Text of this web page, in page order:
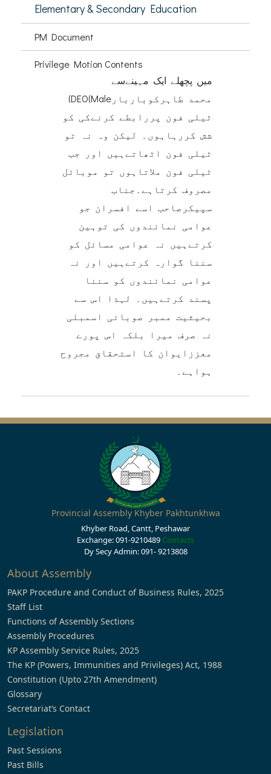
Elementary & Secondary Education
PM Document
Privilege Motion Contents
میں پچھلے ایک مہینےسے
(DEO(Maleمحمد طاہرکوباربار
ٹیلی فون پررابطے کرنےکی کو
شش کررہاہوں۔ لیکن وہ نہ تو
ٹیلی فون اٹھاتےہیں اور جب
ٹیلی فون ملاتاہوں تو موبائل
مصروف کرتاہے۔جناب
سپیکرصاحب اسے افسران جو
عوامی نمائندوں کی توہین
کرتےہیں نہ عوامی مسائل کو
سننا گوارہ کرتےہیں اور نہ
عوامی نمائندوں کو سننا
پسند کرتےہیں۔ لہذا اس سے
بحیثیت ممبر صوبائی اسمبلی
نہ صرف میرا بلکہ اس پورے
معززایوان کا استحقاق مجروح
ہواہے۔
Provincial Assembly Khyber Pakhtunkhwa
Khyber Road, Cantt, Peshawar
Exchange: 091-9210489 Contacts
Dy Secy Admin: 091- 9213808
About Assembly
PAKP Procedure and Conduct of Business Rules, 2025
Staff List
Functions of Assembly Sections
Assembly Procedures
KP Assembly Service Rules, 2025
The KP (Powers, Immunities and Privileges) Act, 1988
Constitution (Upto 27th Amendment)
Glossary
Secretariat’s Contact
Legislation
Past Sessions
Past Bills